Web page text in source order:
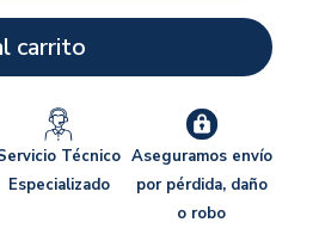
carrito
Técnico
Especializado
Aseguramos envío
por pérdida, daño
o robo